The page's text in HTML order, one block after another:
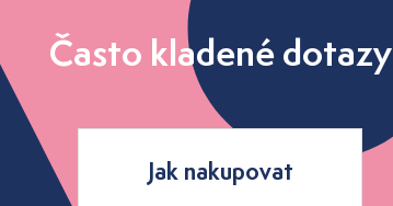
Často kladené dotazy
Jak nakupovat